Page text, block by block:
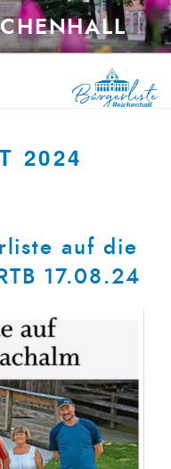
2024
auf die
17.08.24